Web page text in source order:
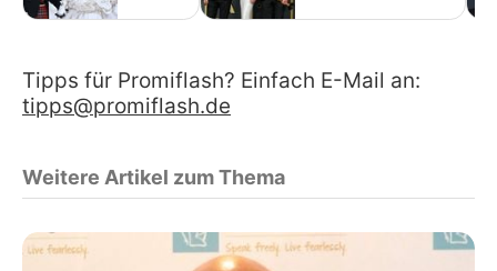
Tipps für Promiflash? Einfach E-Mail an:
tipps@promiflash.de
Weitere Artikel zum Thema